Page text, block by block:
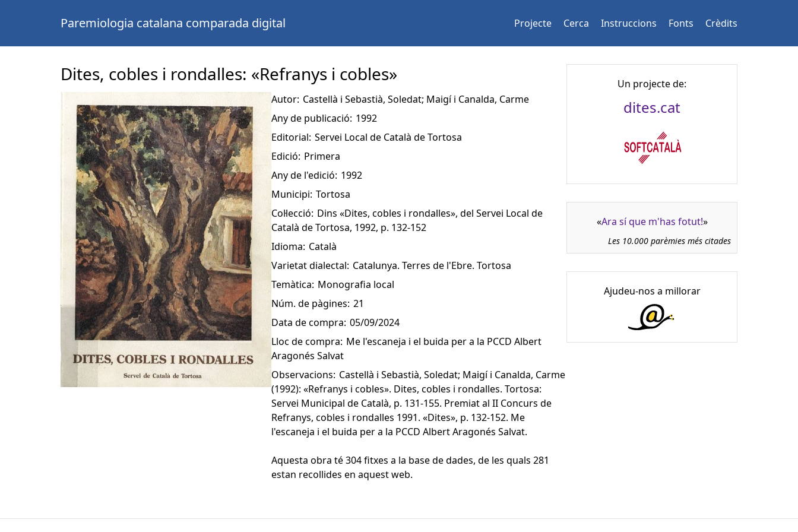
Paremiologia catalana comparada digital Projecte Cerca Instruccions Fonts Crèdits
Dites, cobles i rondalles: «Refranys i cobles»
Autor: Castellà i Sebastià, Soledat; Maigí i Canalda, Carme
Any de publicació: 1992
Editorial: Servei Local de Català de Tortosa
Edició: Primera
Any de l'edició: 1992
Municipi: Tortosa
Col·lecció: Dins «Dites, cobles i rondalles», del Servei Local de
Català de Tortosa, 1992, p. 132-152
Idioma: Català
Varietat dialectal: Catalunya. Terres de l'Ebre. Tortosa
Temàtica: Monografia local
Núm. de pàgines: 21
Data de compra: 05/09/2024
Lloc de compra: Me l'escaneja i el buida per a la PCCD Albert
Aragonés Salvat
Observacions: Castellà i Sebastià, Soledat; Maigí i Canalda, Carme
(1992): «Refranys i cobles». Dites, cobles i rondalles. Tortosa:
Servei Municipal de Català, p. 131-155. Premiat al II Concurs de
Refranys, cobles i rondalles 1991. «Dites», p. 132-152. Me
l'escaneja i el buida per a la PCCD Albert Aragonés Salvat.
Aquesta obra té 304 fitxes a la base de dades, de les quals 281
estan recollides en aquest web.
Un projecte de:
dites.cat
«Ara sí que m'has fotut!»
Les 10.000 parèmies més citades
Ajudeu-nos a millorar